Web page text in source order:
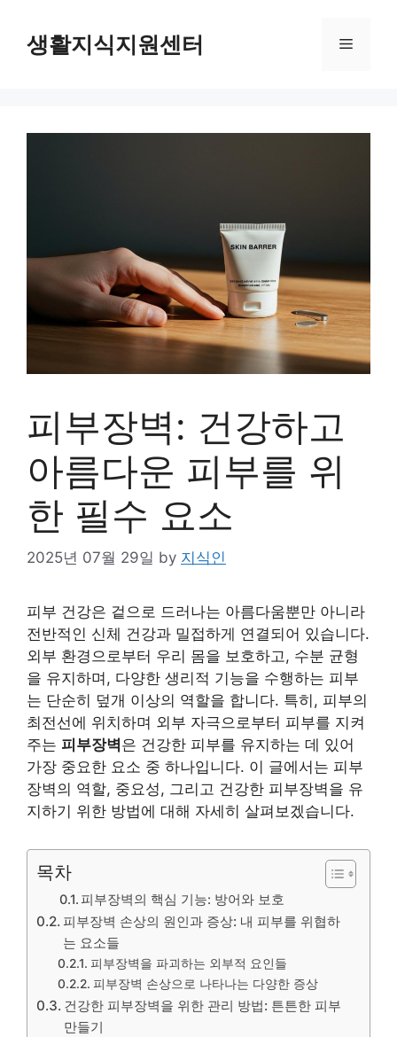
content생활지식지원센터 Menu
피부장벽: 건강하고
아름다운 피부를 위
한 필수 요소
2025년 07월 29일 by 지식인
피부 건강은 겉으로 드러나는 아름다움뿐만 아니라
전반적인 신체 건강과 밀접하게 연결되어 있습니다.
외부 환경으로부터 우리 몸을 보호하고, 수분 균형
을 유지하며, 다양한 생리적 기능을 수행하는 피부
는 단순히 덮개 이상의 역할을 합니다. 특히, 피부의
최전선에 위치하며 외부 자극으로부터 피부를 지켜
주는 피부장벽은 건강한 피부를 유지하는 데 있어
가장 중요한 요소 중 하나입니다. 이 글에서는 피부
장벽의 역할, 중요성, 그리고 건강한 피부장벽을 유
지하기 위한 방법에 대해 자세히 살펴보겠습니다.
목차
피부장벽의 핵심 기능: 방어와 보호
피부장벽 손상의 원인과 증상: 내 피부를 위협하
는 요소들
피부장벽을 파괴하는 외부적 요인들
피부장벽 손상으로 나타나는 다양한 증상
건강한 피부장벽을 위한 관리 방법: 튼튼한 피부
만들기